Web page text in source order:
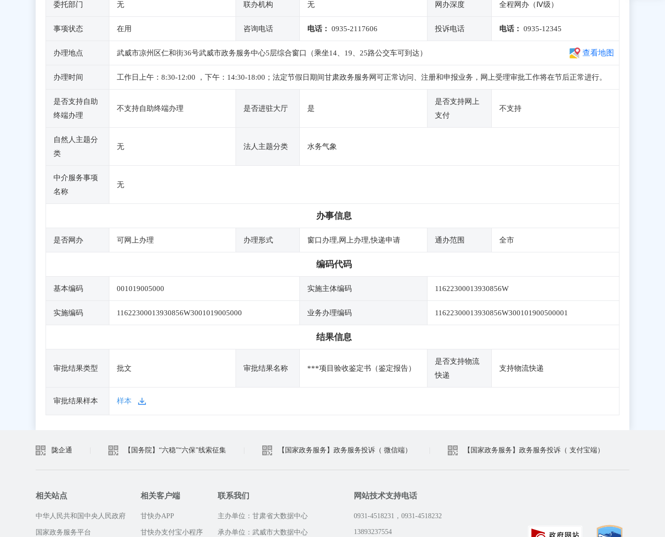
委托部门 无 联办机构 无 网办深度 全程网办（Ⅳ级）
事项状态 在用 咨询电话 电话： 0935-2117606 投诉电话 电话： 0935-12345
办理地点 武威市凉州区仁和街36号武威市政务服务中心5层综合窗口（乘坐14、19、25路公交车可到达） 查看地图
办理时间 工作日上午：8:30-12:00 ，下午：14:30-18:00；法定节假日期间甘肃政务服务网可正常访问、注册和申报业务，网上受理审批工作将在节后正常进行。
是否支持自助
终端办理
不支持自助终端办理 是否进驻大厅 是
是否支持网上
支付
不支持
自然人主题分
类
无 法人主题分类 水务气象
中介服务事项
名称
无
办事信息
是否网办 可网上办理 办理形式 窗口办理,网上办理,快递申请 通办范围 全市
编码代码
基本编码 001019005000 实施主体编码 11622300013930856W
实施编码 11622300013930856W3001019005000 业务办理编码 11622300013930856W300101900500001
结果信息
审批结果类型 批文 审批结果名称 ***项目验收鉴定书（鉴定报告）
是否支持物流
快递
支持物流快递
审批结果样本 样本
陇企通 【国务院】“六稳”“六保”线索征集 【国家政务服务】政务服务投诉（ 微信端） 【国家政务服务】政务服务投诉（ 支付宝端）
相关站点
中华人民共和国中央人民政府
国家政务服务平台
相关客户端
甘快办APP
甘快办支付宝小程序
联系我们
主办单位：甘肃省大数据中心
承办单位：武威市大数据中心
网站技术支持电话
0931-4518231，0931-4518232
13893237554